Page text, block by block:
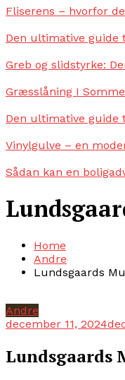
Fliserens – hvorfor
Den ultimative guide
Greb og slidstyrke:
Græsslåning I
Den ultimative guide
Vinylgulve – en
Sådan kan en
Home
Andre
Lundsgaards
Andre
december 11, 2024
Lundsgaards